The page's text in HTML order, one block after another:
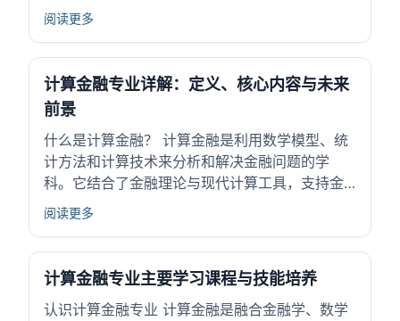
值。今天，我们将更深入地了解这个充满潜力与
## 深入解析专业核心优势 计算金融，顾名思义，
是将计算机技术与金融理论相结合的一个新兴...
阅读更多
计算金融专业详解：定义、核心内容与未来
前景
什么是计算金融？ 计算金融是利用数学模型、统
计方法和计算技术来分析和解决金融问题的学
科。它结合了金融理论与现代计算工具，支持金
融市场的数据处理和风险管理。这个专业起源于
息技术和大数据的发展变得更加重要。 学习计算
金融能够掌握处理复杂金融数据的方法，促进对
金融...
阅读更多
计算金融专业主要学习课程与技能培养
认识计算金融专业 计算金融是融合金融学、数学